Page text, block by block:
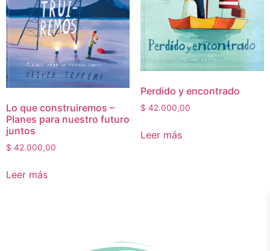
Lo que construiremos –
Planes para nuestro futuro
juntos
$ 42.000,00
Leer más
Perdido y encontrado
$ 42.000,00
Leer más